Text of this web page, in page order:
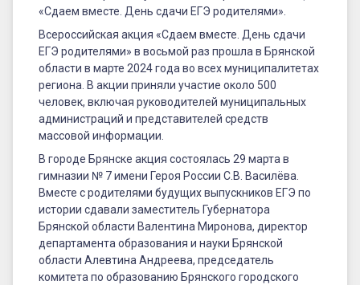
сдачи
ЕГЭ
родителями»
«Сдаем вместе. День сдачи ЕГЭ родителями».
Всероссийская акция «Сдаем вместе. День сдачи
ЕГЭ родителями» в восьмой раз прошла в Брянской
области в марте 2024 года во всех муниципалитетах
региона. В акции приняли участие около 500
человек, включая руководителей муниципальных
администраций и представителей средств
массовой информации.
В городе Брянске акция состоялась 29 марта в
гимназии № 7 имени Героя России С.В. Василёва.
Вместе с родителями будущих выпускников ЕГЭ по
истории сдавали заместитель Губернатора
Брянской области Валентина Миронова, директор
департамента образования и науки Брянской
области Алевтина Андреева, председатель
комитета по образованию Брянского городского